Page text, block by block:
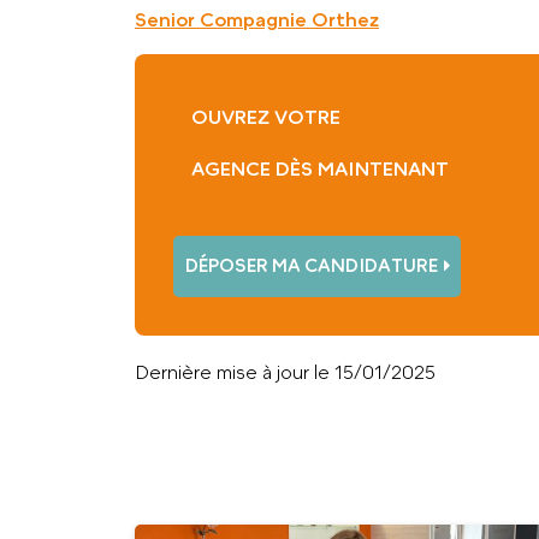
Senior Compagnie Orthez
OUVREZ VOTRE
AGENCE DÈS MAINTENANT
DÉPOSER MA CANDIDATURE
Dernière mise à jour le 15/01/2025